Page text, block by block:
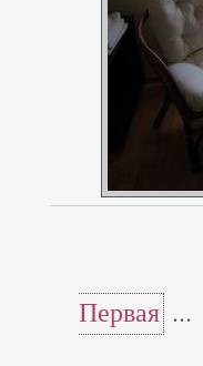
Первая ...